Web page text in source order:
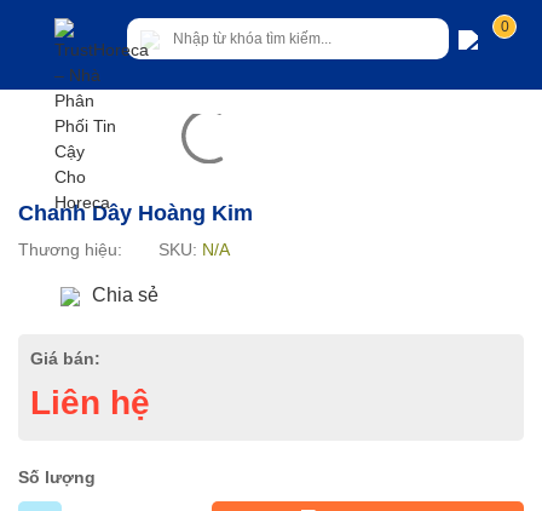
0
Chanh Dây Hoàng Kim
Thương hiệu: SKU: N/A
Chia sẻ
Giá bán:
Liên hệ
Số lượng